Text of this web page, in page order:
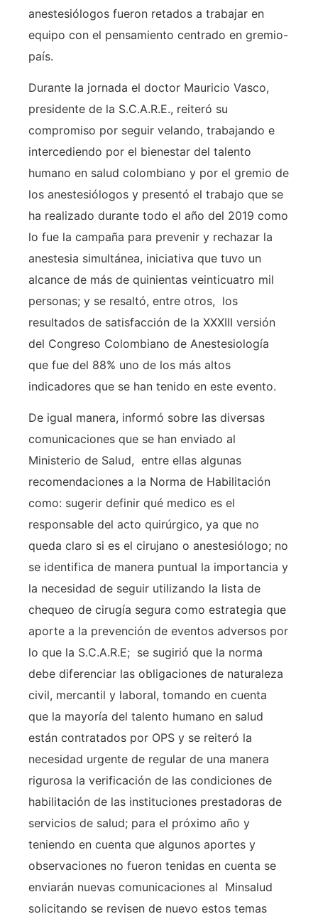
anestesiólogos fueron retados a trabajar en
equipo con el pensamiento centrado en gremio-
país.
Durante la jornada el doctor Mauricio Vasco,
presidente de la S.C.A.R.E., reiteró su
compromiso por seguir velando, trabajando e
intercediendo por el bienestar del talento
humano en salud colombiano y por el gremio de
los anestesiólogos y presentó el trabajo que se
ha realizado durante todo el año del 2019 como
lo fue la campaña para prevenir y rechazar la
anestesia simultánea, iniciativa que tuvo un
alcance de más de quinientas veinticuatro mil
personas; y se resaltó, entre otros, los
resultados de satisfacción de la XXXIII versión
del Congreso Colombiano de Anestesiología
que fue del 88% uno de los más altos
indicadores que se han tenido en este evento.
De igual manera, informó sobre las diversas
comunicaciones que se han enviado al
Ministerio de Salud, entre ellas algunas
recomendaciones a la Norma de Habilitación
como: sugerir definir qué medico es el
responsable del acto quirúrgico, ya que no
queda claro si es el cirujano o anestesiólogo; no
se identifica de manera puntual la importancia y
la necesidad de seguir utilizando la lista de
chequeo de cirugía segura como estrategia que
aporte a la prevención de eventos adversos por
lo que la S.C.A.R.E; se sugirió que la norma
debe diferenciar las obligaciones de naturaleza
civil, mercantil y laboral, tomando en cuenta
que la mayoría del talento humano en salud
están contratados por OPS y se reiteró la
necesidad urgente de regular de una manera
rigurosa la verificación de las condiciones de
habilitación de las instituciones prestadoras de
servicios de salud; para el próximo año y
teniendo en cuenta que algunos aportes y
observaciones no fueron tenidas en cuenta se
enviarán nuevas comunicaciones al Minsalud
solicitando se revisen de nuevo estos temas